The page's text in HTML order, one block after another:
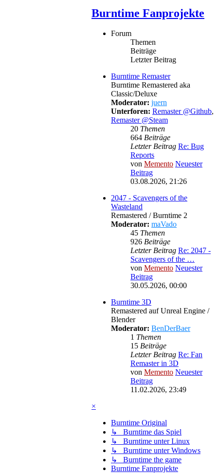
Burntime Fanprojekte
Forum
Themen
Beiträge
Letzter Beitrag
Burntime Remaster
Burntime Remastered aka
Classic/Deluxe
Moderator: juern
Unterforen: Remaster @Github,
Remaster @Steam
20 Themen
664 Beiträge
Letzter Beitrag Re: Bug
Reports
von Memento Neuester
Beitrag
03.08.2026, 21:26
2047 - Scavengers of the
Wasteland
Remastered / Burntime 2
Moderator: maVado
45 Themen
926 Beiträge
Letzter Beitrag Re: 2047 -
Scavengers of the …
von Memento Neuester
Beitrag
30.05.2026, 00:00
Burntime 3D
Remastered auf Unreal Engine /
Blender
Moderator: BenDerBaer
1 Themen
15 Beiträge
Letzter Beitrag Re: Fan
Remaster in 3D
von Memento Neuester
Beitrag
11.02.2026, 23:49
×
Burntime Original
↳ Burntime das Spiel
↳ Burntime unter Linux
↳ Burntime unter Windows
↳ Burntime the game
Burntime Fanprojekte